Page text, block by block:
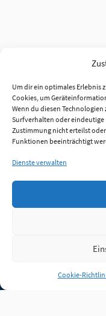
Um dir ein optimales Erlebnis
Cookies, um
Wenn du diesen
Surfverhalten oder eindeutige
Zustimmung nicht erteilst
Funktionen beeinträchtigt
Dienste verwalten
Cookie-
Jobs